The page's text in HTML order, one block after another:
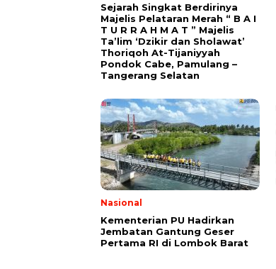
Sejarah Singkat Berdirinya
Majelis Pelataran Merah “ B A I
T U R R A H M A T ” Majelis
Ta’lim ‘Dzikir dan Sholawat’
Thoriqoh At-Tijaniyyah
Pondok Cabe, Pamulang –
Tangerang Selatan
Nasional
Kementerian PU Hadirkan
Jembatan Gantung Geser
Pertama RI di Lombok Barat